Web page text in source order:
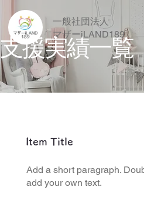
一般社団法人
​マザーiLAND189
支援実績一覧
Item Title
Add a short paragraph.
add your own text.